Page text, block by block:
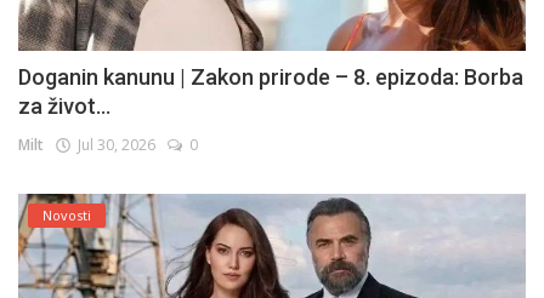
Doganin kanunu | Zakon prirode – 8. epizoda: Borba
za život...
Milt Jul 30, 2026 0
Novosti